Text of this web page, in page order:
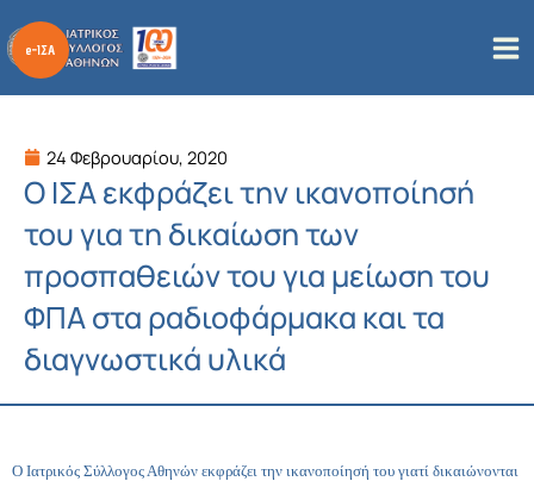
στο
περιεχόμενο
24 Φεβρουαρίου, 2020
Ο ΙΣΑ εκφράζει την ικανοποίησή
του για τη δικαίωση των
προσπαθειών του για μείωση του
ΦΠΑ στα ραδιοφάρμακα και τα
διαγνωστικά υλικά
Ο Ιατρικός Σύλλογος Αθηνών εκφράζει την ικανοποίησή του γιατί δικαιώνονται